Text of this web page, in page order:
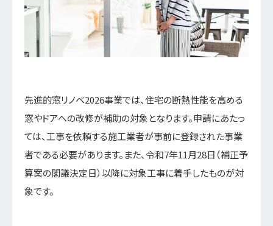
先進的窓リノベ2026事業では、住宅の断熱性能を高める
窓やドアへの改修が補助の対象となります。申請にあたっ
ては、工事を依頼する施工業者が事前に登録された事業
者である必要があります。また、令和7年11月28日（補正予
算案の閣議決定日）以降に対象工事に着手したものが対
象です。